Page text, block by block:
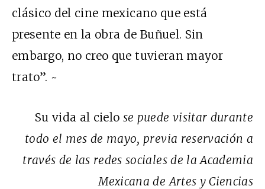
clásico del cine mexicano que está
presente en la obra de Buñuel. Sin
embargo, no creo que tuvieran mayor
trato”. ~
Su vida al cielo se puede visitar durante
todo el mes de mayo, previa reservación a
través de las redes sociales de la Academia
Mexicana de Artes y Ciencias